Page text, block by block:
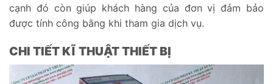
cạnh đó còn giúp khách hàng của đơn vị đảm bảo
được tính công bằng khi tham gia dịch vụ.
CHI TIẾT KĨ THUẬT THIẾT BỊ